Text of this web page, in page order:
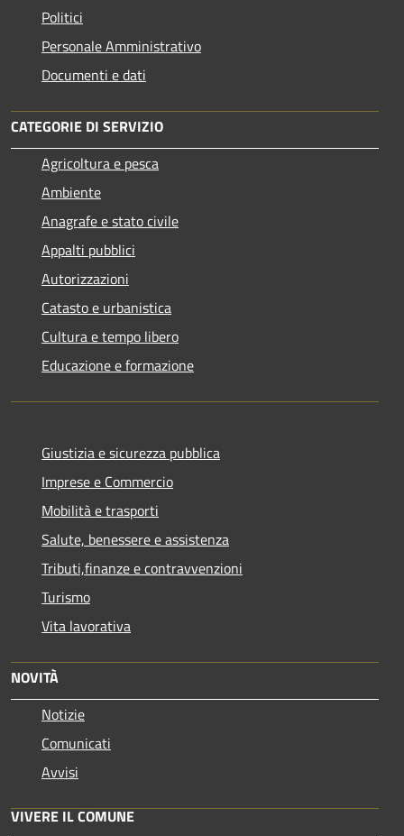
Politici
Personale Amministrativo
Documenti e dati
CATEGORIE DI SERVIZIO
Agricoltura e pesca
Ambiente
Anagrafe e stato civile
Appalti pubblici
Autorizzazioni
Catasto e urbanistica
Cultura e tempo libero
Educazione e formazione
Giustizia e sicurezza pubblica
Imprese e Commercio
Mobilità e trasporti
Salute, benessere e assistenza
Tributi,finanze e contravvenzioni
Turismo
Vita lavorativa
NOVITÀ
Notizie
Comunicati
Avvisi
VIVERE IL COMUNE